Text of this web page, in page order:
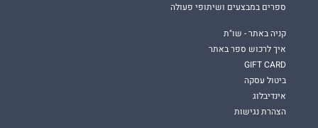
ספרים במבצעים ושיתופי פעולה
קניה באתר - שו"ת
איך לרכוש ספר באתר
GIFT CARD
ביטול עסקה
אינדיבלוג
הצהרת נגישות